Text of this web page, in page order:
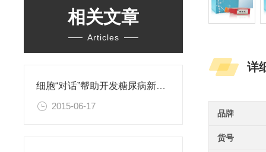
相关文章
Articles
细胞“对话”帮助开发糖尿病新疗法
2015-06-17
详
品牌
货号